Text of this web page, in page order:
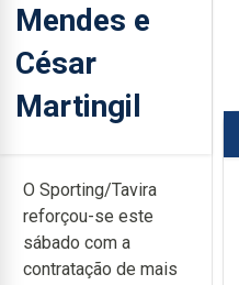
Mendes e
César
Martingil
O Sporting/Tavira
reforçou-se este
sábado com a
contratação de mais